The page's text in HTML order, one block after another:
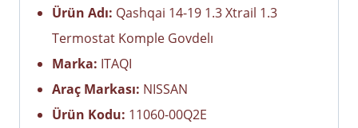
Ürün Adı: Qashqai 14-19 1.3 Xtrail 1.3
Termostat Komple Govdelı
Marka: ITAQI
Araç Markası: NISSAN
Ürün Kodu: 11060-00Q2E